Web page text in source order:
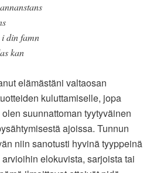
i din famn
kan
elämästäni valtaosan
kuluttamiselle, jopa
suunnattoman tyytyväinen
ajoissa. Tunnun
niin sanotusti hyvinä tyyppeinä
elokuvista, sarjoista tai